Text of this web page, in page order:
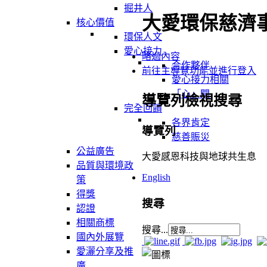
掘井人
核心價值
環保人文
愛心接力
合作夥伴
愛心接力相關
「心」聞
完全回饋
各界肯定
慈善賑災
公益廣告
品質與環境政
策
得獎
認證
相關商標
國內外展覽
愛灑分享及推
大愛環保慈濟
略過內容
前往主導覽功能並進行登入
導覽列檢視搜尋
導覽列
大愛感恩科技與地球共生息
English
搜尋
搜尋...